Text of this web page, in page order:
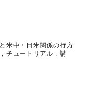
米中・日米関係の行方
チュートリアル，講